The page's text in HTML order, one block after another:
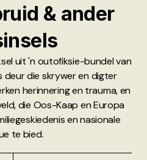
& ander
uit 'n outofiksie-bundel van
deur die skrywer en digter
herinnering en trauma, en
die Oos-Kaap en Europa
en nasionale
te bied.